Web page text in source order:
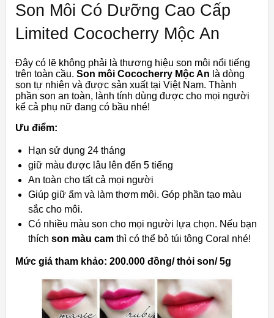
Son Môi Có Dưỡng Cao Cấp
Limited Cococherry Mộc An
Đây có lẽ không phải là thương hiệu son môi nổi tiếng
trên toàn cầu. Son môi Cococherry Mộc An là dòng
son tự nhiên và được sản xuất tại Việt Nam. Thành
phần son an toàn, lành tính dùng được cho mọi người
kể cả phụ nữ đang có bầu nhé!
Ưu điểm:
Hạn sử dụng 24 tháng
giữ màu được lâu lên đến 5 tiếng
An toàn cho tất cả mọi người
Giúp giữ ẩm và làm thơm môi. Góp phần tạo màu
sắc cho môi.
Có nhiều màu son cho mọi người lựa chọn. Nếu bạn
thích son màu cam thì có thể bỏ túi tông Coral nhé!
Mức giá tham khảo: 200.000 đồng/ thỏi son/ 5g